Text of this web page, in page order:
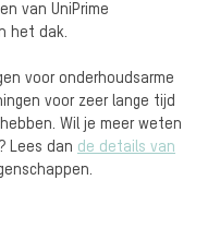
van UniPrime
het dak.
voor onderhoudsarme
voor zeer lange tijd
Wil je meer weten
Lees dan de details van